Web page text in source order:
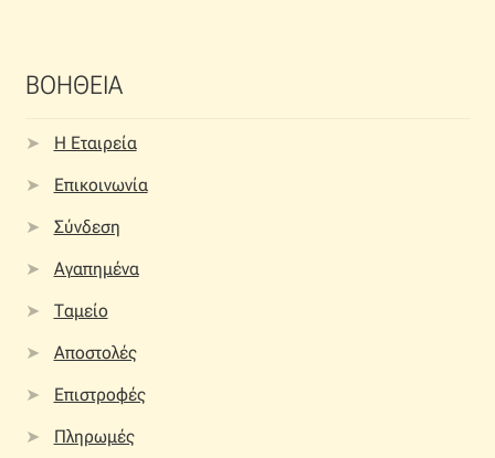
ΒΟΗΘΕΙΑ
Η Εταιρεία
Επικοινωνία
Σύνδεση
Αγαπημένα
Ταμείο
Αποστολές
Επιστροφές
Πληρωμές